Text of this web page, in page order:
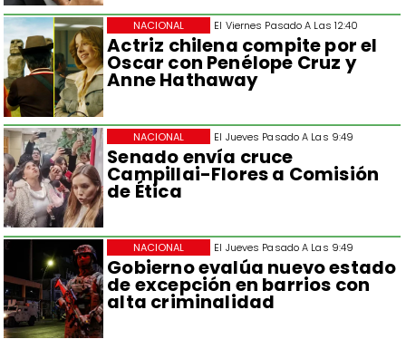
El Viernes Pasado A Las 12:40
Actriz chilena compite por el
Oscar con Penélope Cruz y
Anne Hathaway
NACIONAL
El Jueves Pasado A Las 9:49
Senado envía cruce
Campillai-Flores a Comisión
de Ética
NACIONAL
El Jueves Pasado A Las 9:49
Gobierno evalúa nuevo estado
de excepción en barrios con
alta criminalidad
NACIONAL